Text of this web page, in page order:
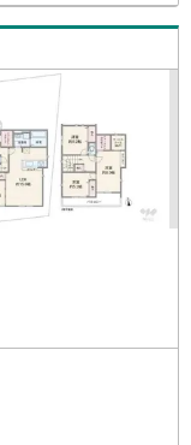
いるので、名古屋市
が可能です！ 【大曽
大曽根」駅徒歩1分
定休日ございません